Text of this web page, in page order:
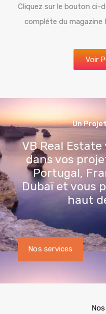
Cliquez sur le bouton ci-
compléte du magazine
Voir
Un
VB Real
dans vos
Portugal,
Dubaï et vous
haut
Nos services